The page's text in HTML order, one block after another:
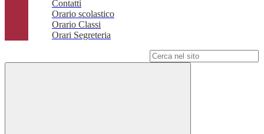
Contatti
Orario scolastico
Orario Classi
Orari Segreteria